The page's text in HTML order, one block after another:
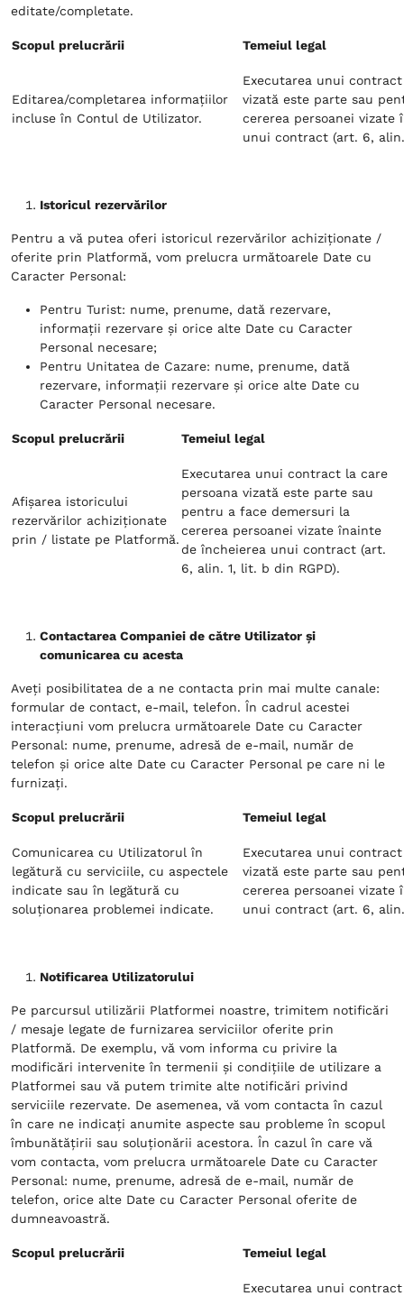
editate/completate.
Scopul prelucrării Temeiul legal
Editarea/completarea informațiilor
incluse în Contul de Utilizator.
Executarea unui
vizată este parte sau
cererea persoanei vizate
unui contract (art. 6,
Istoricul rezervărilor
Pentru a vă putea oferi istoricul rezervărilor achiziționate /
oferite prin Platformă, vom prelucra următoarele Date cu
Caracter Personal:
Pentru Turist: nume, prenume, dată rezervare,
informații rezervare și orice alte Date cu Caracter
Personal necesare;
Pentru Unitatea de Cazare: nume, prenume, dată
rezervare, informații rezervare și orice alte Date cu
Caracter Personal necesare.
Scopul prelucrării Temeiul legal
Afișarea istoricului
rezervărilor achiziționate
prin / listate pe Platformă.
Executarea unui contract la care
persoana vizată este parte sau
pentru a face demersuri la
cererea persoanei vizate înainte
de încheierea unui contract (art.
6, alin. 1, lit. b din RGPD).
Contactarea Companiei de către Utilizator și
comunicarea cu acesta
Aveți posibilitatea de a ne contacta prin mai multe canale:
formular de contact, e-mail, telefon. În cadrul acestei
interacțiuni vom prelucra următoarele Date cu Caracter
Personal: nume, prenume, adresă de e-mail, număr de
telefon și orice alte Date cu Caracter Personal pe care ni le
furnizați.
Scopul prelucrării Temeiul legal
Comunicarea cu Utilizatorul în
legătură cu serviciile, cu aspectele
indicate sau în legătură cu
soluționarea problemei indicate.
Executarea unui
vizată este parte sau
cererea persoanei vizate
unui contract (art. 6,
Notificarea Utilizatorului
Pe parcursul utilizării Platformei noastre, trimitem notificări
/ mesaje legate de furnizarea serviciilor oferite prin
Platformă. De exemplu, vă vom informa cu privire la
modificări intervenite în termenii și condițiile de utilizare a
Platformei sau vă putem trimite alte notificări privind
serviciile rezervate. De asemenea, vă vom contacta în cazul
în care ne indicați anumite aspecte sau probleme în scopul
îmbunătățirii sau soluționării acestora. În cazul în care vă
vom contacta, vom prelucra următoarele Date cu Caracter
Personal: nume, prenume, adresă de e-mail, număr de
telefon, orice alte Date cu Caracter Personal oferite de
dumneavoastră.
Scopul prelucrării Temeiul legal
Executarea unui